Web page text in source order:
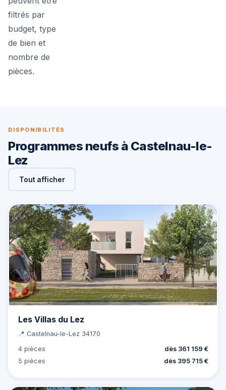
filtrés par
budget, type
de bien et
nombre de
pièces.
DISPONIBILITÉS
Programmes neufs à Castelnau-le-
Lez
Tout afficher
Les Villas du Lez
📍 Castelnau-le-Lez 34170
4 pièces
dès 361 159 €
5 pièces
dès 395 715 €